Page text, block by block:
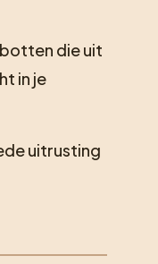
die uit
in je
uitrusting